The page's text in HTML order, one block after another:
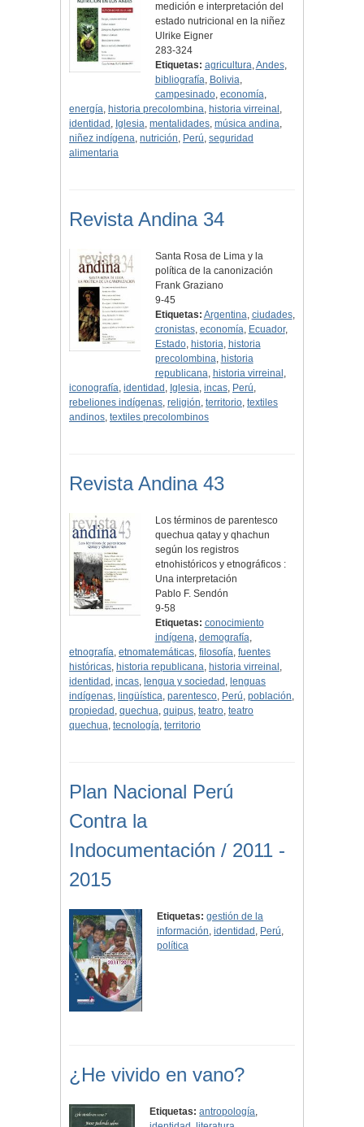
medición e interpretación del
estado nutricional en la niñez
Ulrike Eigner
283-324
Etiquetas: agricultura,Andes,
bibliografía, Bolivia,
campesinado, economía,
energía, historia precolombina, historia virreinal ,
identidad , Iglesia, mentalidades, música andina,
niñez indígena, nutrición, Perú, seguridad
alimentaria
Revista Andina 34
Santa Rosa de Lima y la
política de la canonización
Frank Graziano
9-45
Etiquetas: Argentina, ciudades,
cronistas, economía, Ecuador,
Estado, historia, historia
precolombina, historia
republicana, historia virreinal ,
iconografía, identidad , Iglesia, incas, Perú,
rebeliones indígenas, religión, territorio, textiles
andinos, textiles precolombinos
Revista Andina 43
Los términos de parentesco
quechua qatay y qhachun
según los registros
etnohistóricos y etnográficos :
Una interpretación
Pablo F. Sendón
9-58
Etiquetas: conocimiento
indígena, demografía,
etnografía, etnomatemáticas, filosofía, fuentes
históricas, historia republicana, historia virreinal ,
identidad , incas, lengua y sociedad , lenguas
indígenas, lingüística, parentesco, Perú, población,
propiedad , quechua, quipus, teatro, teatro
quechua, tecnología, territorio
Plan Nacional Perú
Contra la
Indocumentación / 2011 -
2015
Etiquetas: gestión de la
información,identidad , Perú,
política
¿He vivido en vano?
Etiquetas: antropología,